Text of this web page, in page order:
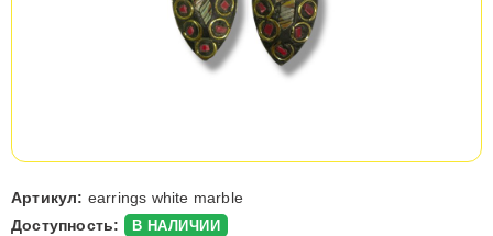
Артикул: earrings white marble
Доступность:
В НАЛИЧИИ